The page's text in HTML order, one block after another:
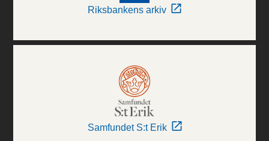
Riksbankens arkiv
Samfundet S:t Erik